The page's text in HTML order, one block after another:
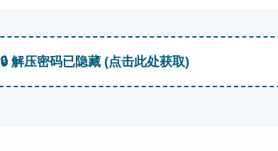
🔒 解压密码已隐藏 (点击此处获取)